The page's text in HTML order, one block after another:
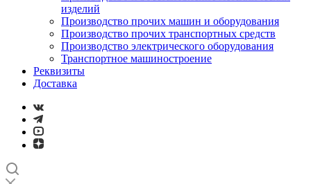
изделий
Производство прочих машин и оборудования
Производство прочих транспортных средств
Производство электрического оборудования
Транспортное машиностроение
Реквизиты
Доставка